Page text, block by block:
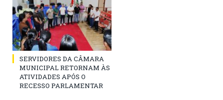
SERVIDORES DA CÂMARA
MUNICIPAL RETORNAM ÀS
ATIVIDADES APÓS O
RECESSO PARLAMENTAR